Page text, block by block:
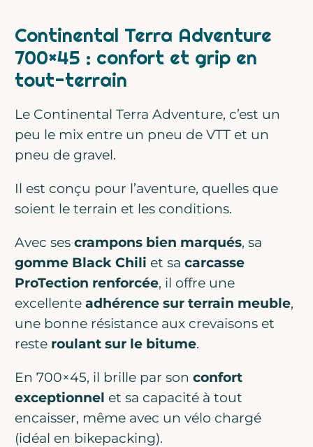
Continental Terra Adventure
700×45 : confort et grip en
tout-terrain
Le Continental Terra Adventure, c’est un
peu le mix entre un pneu de VTT et un
pneu de gravel.
Il est conçu pour l’aventure, quelles que
soient le terrain et les conditions.
Avec sescrampons bien marqués, sa
gomme Black Chili et sacarcasse
ProTection renforcée, il offre une
excellenteadhérence sur terrain meuble,
une bonne résistance aux crevaisons et
reste roulant sur le bitume.
En 700×45, il brille par sonconfort
exceptionnel et sa capacité à tout
encaisser, même avec un vélo chargé
(idéal en bikepacking).